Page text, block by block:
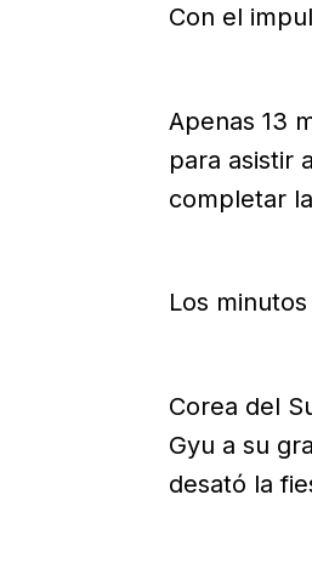
Con el
Apenas 13
para asistir
completar
Los
Corea del
Gyu a su
desató la